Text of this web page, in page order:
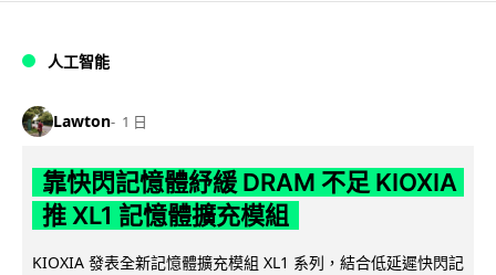
人工智能
Lawton 1 日
靠快閃記憶體紓緩 DRAM 不足 KIOXIA
推 XL1 記憶體擴充模組
KIOXIA 發表全新記憶體擴充模組 XL1 系列，結合低延遲快閃記